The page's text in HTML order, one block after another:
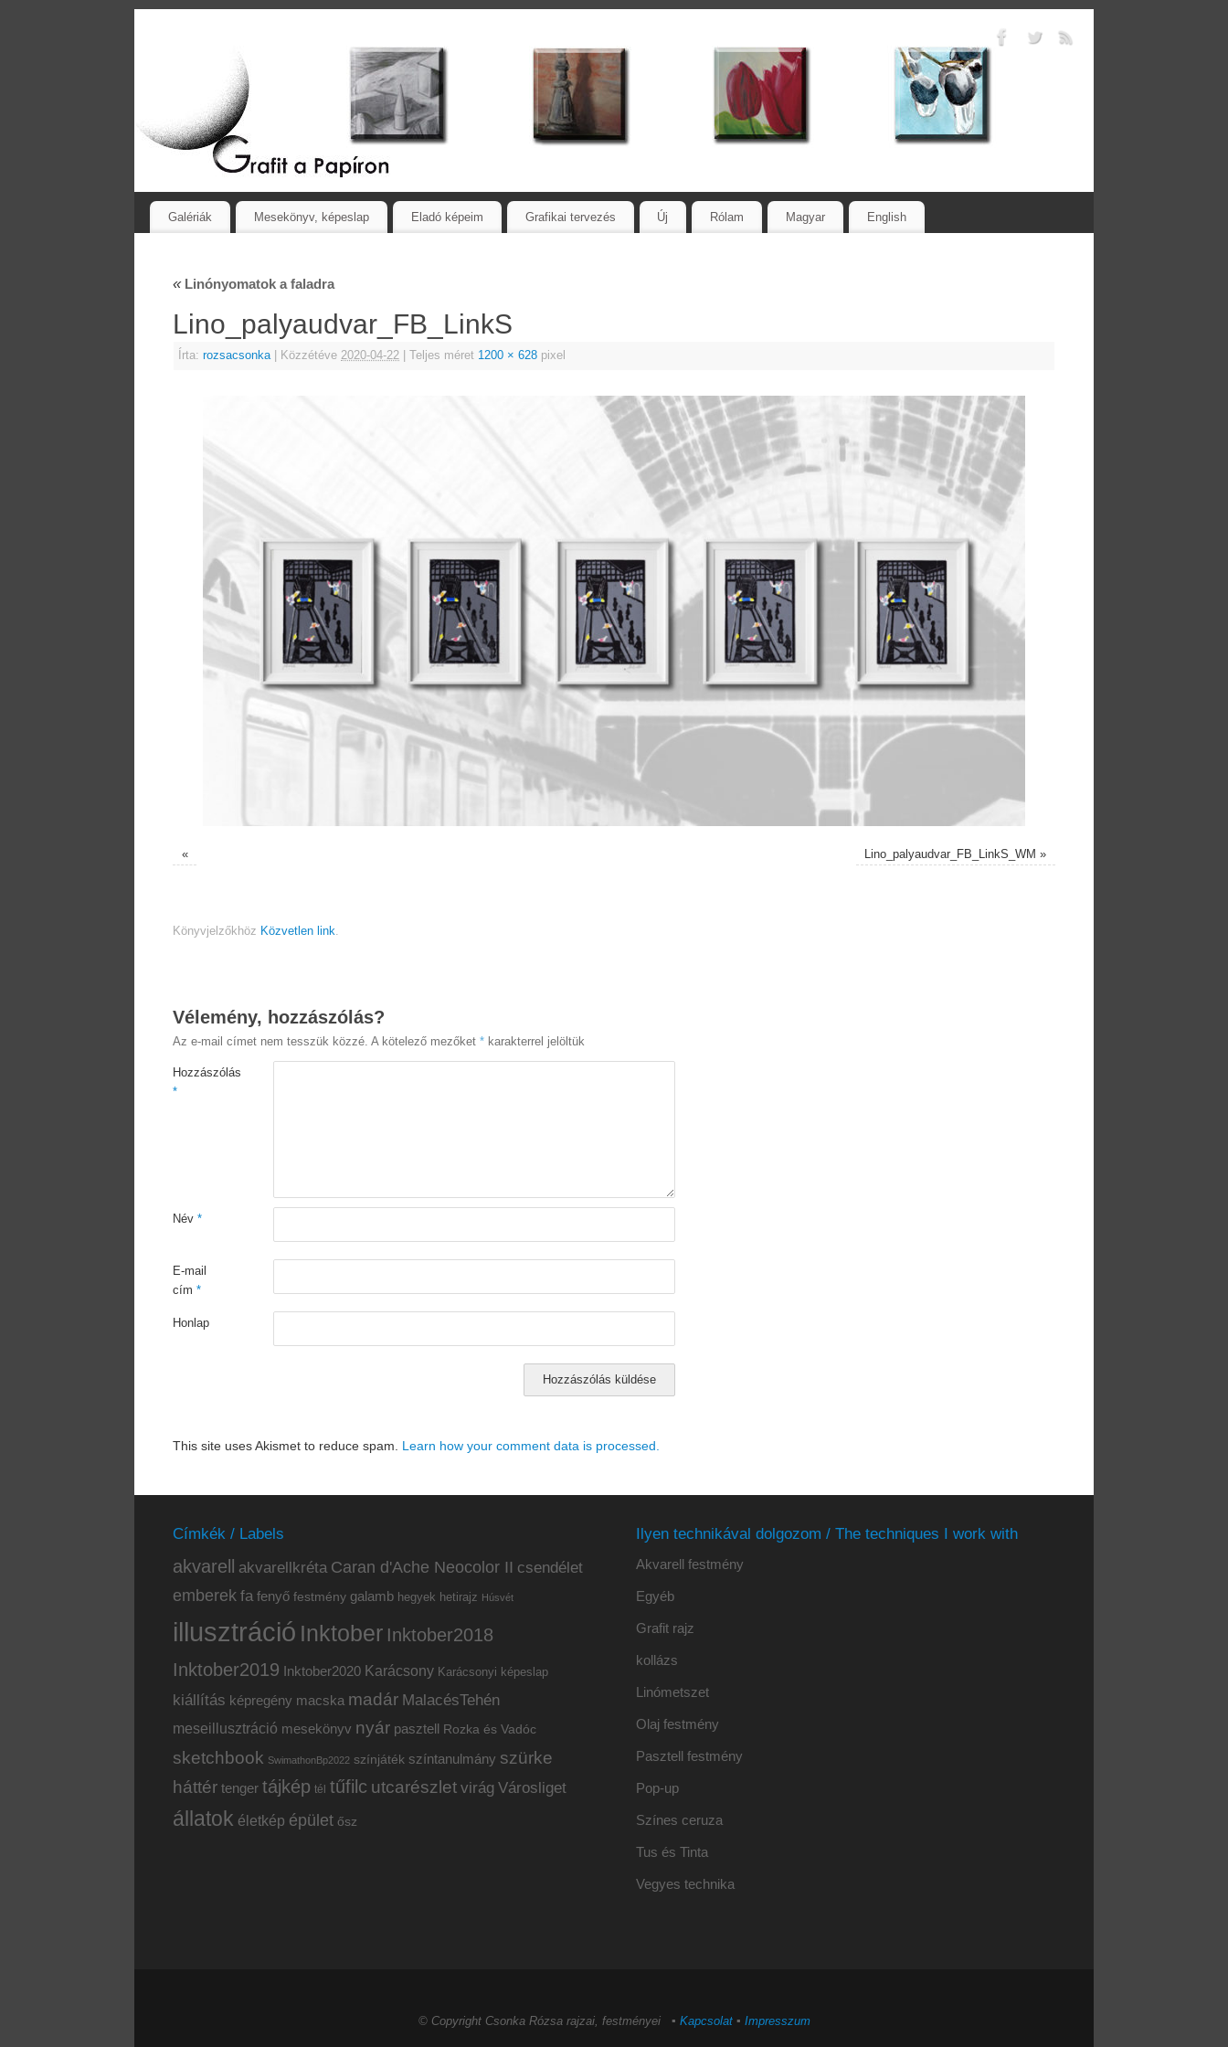
Galériák Mesekönyv, képeslap Eladó képeim Grafikai tervezés Új Rólam Magyar English
«Linónyomatok a faladra
Lino_palyaudvar_FB_LinkS
Írta: rozsacsonka Közzétéve 2020-04-22 Teljes méret 1200 × 628 pixel
« Lino_palyaudvar_FB_LinkS_WM »
Könyvjelzőkhöz Közvetlen link.
Vélemény, hozzászólás?
Az e-mail címet nem tesszük közzé. A kötelező mezőket * karakterrel jelöltük
Hozzászólás
*
Név *
E-mail
cím *
Honlap
This site uses Akismet to reduce spam. Learn how your comment data is processed.
Címkék / Labels
akvarell akvarellkréta Caran d'Ache Neocolor II csendélet
emberek fa fenyő festmény galamb hegyek hetirajz Húsvét
illusztráció Inktober Inktober2018
Inktober2019 Inktober2020 Karácsony Karácsonyi képeslap
kiállítás képregény macska madár MalacésTehén
meseillusztráció mesekönyv nyár pasztell Rozka és Vadóc
sketchbook SwimathonBp2022 színjáték színtanulmány szürke
háttér tenger tájkép tél tűfilc utcarészlet virág Városliget
állatok életkép épület ősz
Ilyen technikával dolgozom / The techniques I work with
Akvarell festmény
Egyéb
Grafit rajz
kollázs
Linómetszet
Olaj festmény
Pasztell festmény
Pop-up
Színes ceruza
Tus és Tinta
Vegyes technika
© Copyright Csonka Rózsa rajzai, festményei ▪ Kapcsolat▪ Impresszum